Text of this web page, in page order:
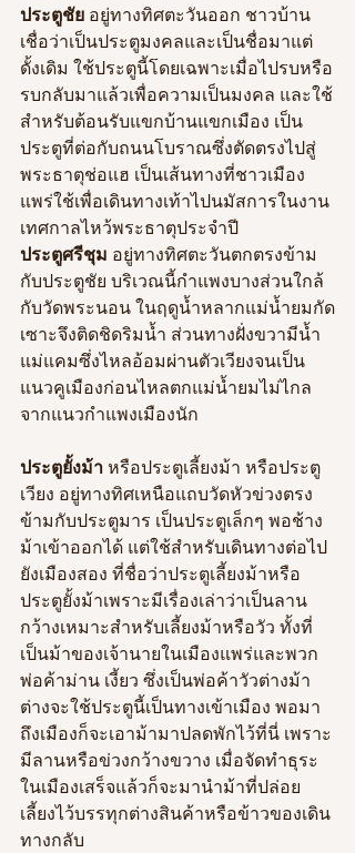
ประตูชัย อยู่ทางทิศตะวันออก ชาวบ้าน
เชื่อว่าเป็นประตูมงคลและเป็นชื่อมาแต่
ดั้งเดิม ใช้ประตูนี้โดยเฉพาะเมื่อไปรบหรือ
รบกลับมาแล้วเพื่อความเป็นมงคล และใช้
สำหรับต้อนรับแขกบ้านแขกเมือง เป็น
ประตูที่ต่อกับถนนโบราณซึ่งตัดตรงไปสู่
พระธาตุช่อแฮ เป็นเส้นทางที่ชาวเมือง
แพร่ใช้เพื่อเดินทางเท้าไปนมัสการในงาน
เทศกาลไหว้พระธาตุประจำปี
ประตูศรีชุม อยู่ทางทิศตะวันตกตรงข้าม
กับประตูชัย บริเวณนี้กำแพงบางส่วนใกล้
กับวัดพระนอน ในฤดูน้ำหลากแม่น้ำยมกัด
เซาะจึงติดชิดริมน้ำ ส่วนทางฝั่งขวามีน้ำ
แม่แคมซึ่งไหลอ้อมผ่านตัวเวียงจนเป็น
แนวคูเมืองก่อนไหลตกแม่น้ำยมไม่ไกล
จากแนวกำแพงเมืองนัก
ประตูยั้งม้า หรือประตูเลี้ยงม้า หรือประตู
เวียง อยู่ทางทิศเหนือแถบวัดหัวข่วงตรง
ข้ามกับประตูมาร เป็นประตูเล็กๆ พอช้าง
ม้าเข้าออกได้ แต่ใช้สำหรับเดินทางต่อไป
ยังเมืองสอง ที่ชื่อว่าประตูเลี้ยงม้าหรือ
ประตูยั้งม้าเพราะมีเรื่องเล่าว่าเป็นลาน
กว้างเหมาะสำหรับเลี้ยงม้าหรือวัว ทั้งที่
เป็นม้าของเจ้านายในเมืองแพร่และพวก
พ่อค้าม่าน เงี้ยว ซึ่งเป็นพ่อค้าวัวต่างม้า
ต่างจะใช้ประตูนี้เป็นทางเข้าเมือง พอมา
ถึงเมืองก็จะเอาม้ามาปลดพักไว้ที่นี่ เพราะ
มีลานหรือข่วงกว้างขวาง เมื่อจัดทำธุระ
ในเมืองเสร็จแล้วก็จะมานำม้าที่ปล่อย
เลี้ยงไว้บรรทุกต่างสินค้าหรือข้าวของเดิน
ทางกลับ